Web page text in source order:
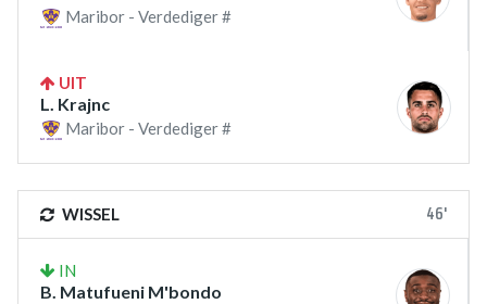
Maribor - Verdediger #
UIT
L. Krajnc
Maribor - Verdediger #
WISSEL 46'
IN
B. Matufueni M'bondo